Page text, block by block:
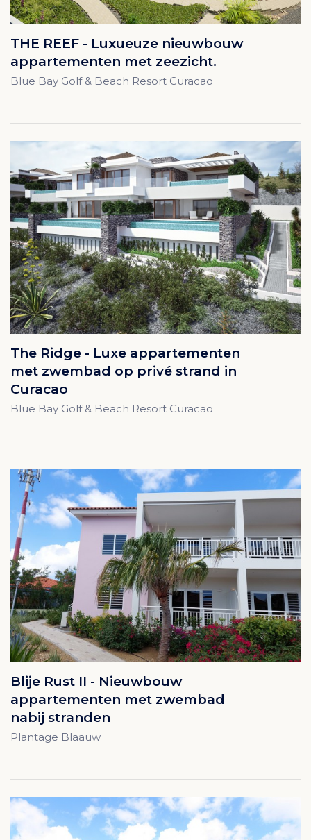
THE REEF - Luxueuze nieuwbouw
appartementen met zeezicht.
Blue Bay Golf & Beach Resort Curacao
The Ridge - Luxe appartementen
met zwembad op privé strand in
Curacao
Blue Bay Golf & Beach Resort Curacao
Blije Rust II - Nieuwbouw
appartementen met zwembad
nabij stranden
Plantage Blaauw